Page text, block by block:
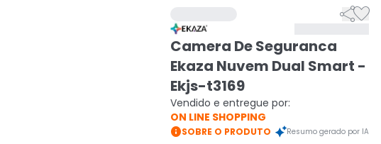

Camera De Seguranca
Ekaza Nuvem Dual Smart -
Ekjs-t3169
Vendido e entregue por:
ON LINE SHOPPING
SOBRE O PRODUTO Resumo gerado por IA